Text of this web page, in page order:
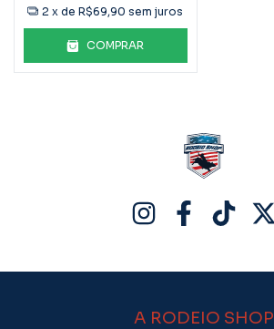
2 x deR$69,90 sem juros
COMPRAR
A RODEIO SHOP